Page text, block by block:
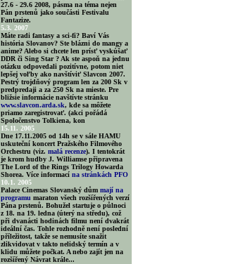
27.6 - 29.6 2008, pásma na téma nejen
Pán prstenů jako součásti Festivalu
Fantazize.
5.3. 2007
Máte radi fantasy a sci-fi? Baví Vás
história Slovanov? Ste blázni do mangy a
anime? Alebo si chcete len prísť vyskúšať
DDR či Sing Star ? Ak ste aspoň na jednu
otázku odpovedali pozitívne, potom niet
lepšej voľby ako navštíviť Slavcon 2007.
Pestrý trojdňový program len za 200 Sk v
predpredaji a za 250 Sk na mieste. Pre
bližsie informácie navštívte stránku
www.slavcon.arda.sk, kde sa môžete
priamo zaregistrovať. (akci pořádá
Spoločenstvo Tolkiena, kon
15.11. 2005
Dne 17.11.2005 od 14h se v sále HAMU
uskuteční koncert Pražského Filmového
Orchestru (viz. malá recenze). I tentokrát
je krom hudby J. Williamse připravena
The Lord of the Rings Trilogy Howarda
Shorea. Více informací na stránkách PFO
10.1. 2005
Palace Cinemas Slovanský dům mají na
programu maraton všech rozšířených verzí
Pána prstenů. Bohužel startuje o půlnoci
z 18. na 19. ledna (úterý na středu), což
při dvanácti hodinách filmu není dvakrát
ideální čas. Tohle rozhodně není poslední
příležitost, takže se nemusíte snažit
zlikvidovat v takto nelidský termín a v
klidu můžete počkat. A nebo zajít jen na
rozšířený Návrat krále...